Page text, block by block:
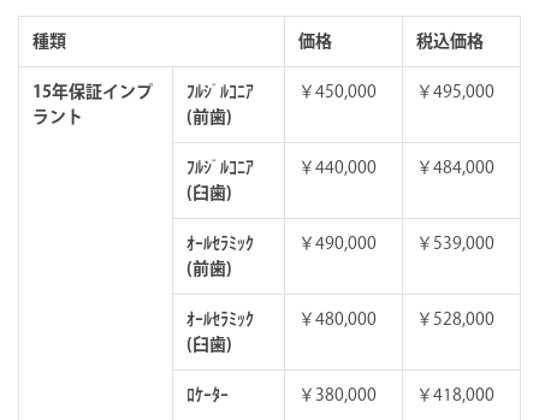
種類 価格 税込価格
15年保証インプ
ラント
ﾌﾙｼﾞﾙｺﾆｱ
(前歯)
￥450,000 ￥495,000
ﾌﾙｼﾞﾙｺﾆｱ
(臼歯)
￥440,000 ￥484,000
ｵｰﾙｾﾗﾐｯｸ
(前歯)
￥490,000 ￥539,000
ｵｰﾙｾﾗﾐｯｸ
(臼歯)
￥480,000 ￥528,000
ﾛｹｰﾀｰ ￥380,000 ￥418,000